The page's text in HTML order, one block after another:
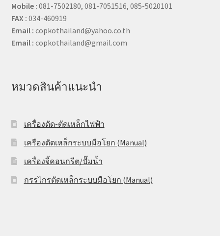
Mobile : 081-7502180, 081-7051516, 085-5020101
FAX : 034-460919
Email : copkothailand@yahoo.co.th
Email : copkothailand@gmail.com
หมวดสินค้าแนะนำ
เครื่องดัด-ตัดเหล็กไฟฟ้า
เครืองดัดเหล็กระบบมือโยก (Manual)
เครื่องจี้คอนกรีต/ปั๊มน้ำ
กรรไกรตัดเหล็กระบบมือโยก (Manual)